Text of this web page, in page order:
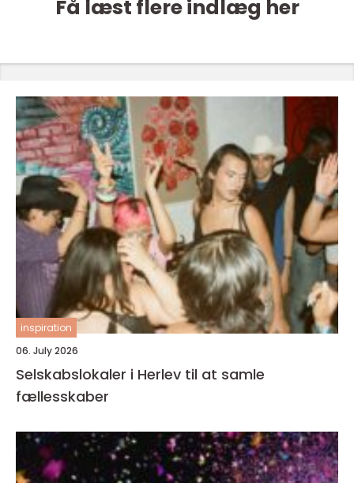
Få læst flere indlæg her
inspiration
06. July 2026
Selskabslokaler i Herlev til at samle
fællesskaber